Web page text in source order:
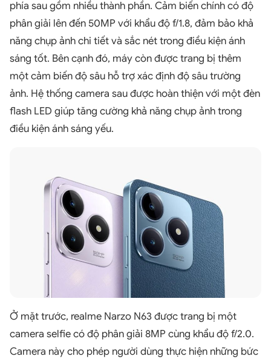
phía sau gồm nhiều thành phần. Cảm biến chính có độ
phân giải lên đến 50MP với khẩu độ f/1.8, đảm bảo khả
năng chụp ảnh chi tiết và sắc nét trong điều kiện ánh
sáng tốt. Bên cạnh đó, máy còn được trang bị thêm
một cảm biến độ sâu hỗ trợ xác định độ sâu trường
ảnh. Hệ thống camera sau được hoàn thiện với một đèn
flash LED giúp tăng cường khả năng chụp ảnh trong
điều kiện ánh sáng yếu.
Ở mặt trước, realme Narzo N63 được trang bị một
camera selfie có độ phân giải 8MP cùng khẩu độ f/2.0.
Camera này cho phép người dùng thực hiện những bức